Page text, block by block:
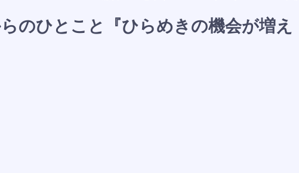
のひとこと『ひらめきの機会が増え